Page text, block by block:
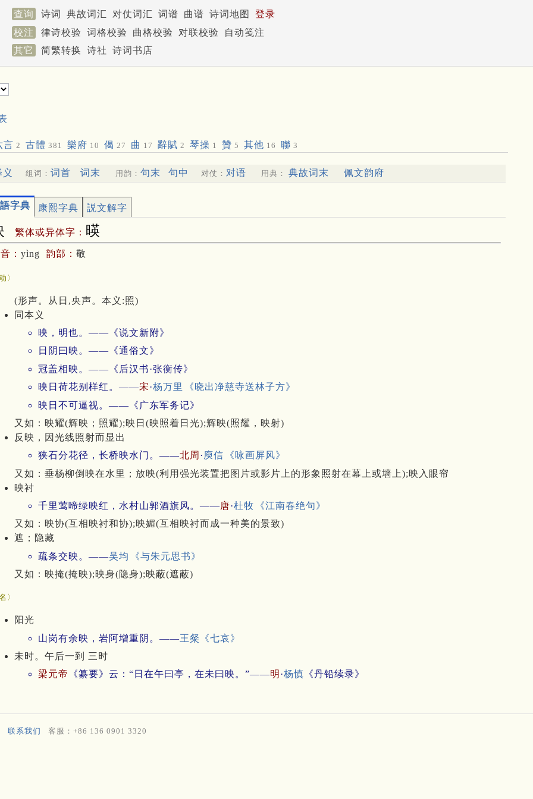
查询 诗词 典故词汇 对仗词汇 词谱 曲谱 诗词地图
登录
校注
律诗校验 词格校验 曲格校验 对联校验
自动笺注
其它
简繁转换 诗社 诗词书店
言 2 古體 381 樂府 10 偈 27 曲 17 辭賦 2 琴操 1 贊 5 其他 16 聯 3
义 组词： 词首 词末 用韵： 句末 句中 对仗： 对语 用典： 典故词末 佩文韵府
字典 康熙字典 説文解字
繁体或异体字： 暎
： yìng 韵部： 敬
〉
(形声。从日,央声。本义:照)
同本义
映，明也。——《说文新附》
日阴曰映。——《通俗文》
冠盖相映。——《后汉书·张衡传》
映日荷花别样红。——宋·杨万里
《晓出净慈寺送林子方》
映日不可逼视。——《广东军务记》
又如：映耀(辉映；照耀);映日(映照着日光);辉映(照耀，映射)
反映，因光线照射而显出
狭石分花径，长桥映水门。——北周 · 庾信
《咏画屏风》
又如：垂杨柳倒映在水里；放映(利用强光装置把图片或影片上的形象照射在幕上或墙上);映入眼帘
映衬
千里莺啼绿映红，水村山郭酒旗风。——唐·杜牧
《江南春绝句》
又如：映协(互相映衬和协);映媚(互相映衬而成一种美的景致)
遮；隐藏
疏条交映。——吴均
《与朱元思书》
又如：映掩(掩映);映身(隐身);映蔽(遮蔽)
〉
阳光
山岗有余映，岩阿增重阴。——王粲
《七哀》
未时。午后一到 三时
梁元帝
《纂要》云：“日在午曰亭，在未曰映。”——明 ·杨慎 《丹铅续录》
联系我们 客服：+86 136 0901 3320